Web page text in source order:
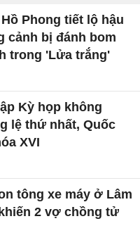
Phong tiết lộ hậu
cảnh bị đánh bom
trong 'Lửa trắng'
Kỳ họp không
lệ thứ nhất, Quốc
XVI
tông xe máy ở Lâm
2 vợ chồng tử